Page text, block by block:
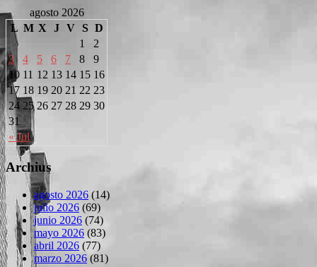
agosto 2026
L M X J V S D
« Jul
1
2
3
4 5 6 7 8
9
10 11 12 13 14 15 16
17 18 19 20 21 22 23
24 25 26 27 28 29 30
31
Archius
agosto 2026 (14)
julio 2026 (69)
junio 2026 (74)
mayo 2026 (83)
abril 2026 (77)
marzo 2026 (81)